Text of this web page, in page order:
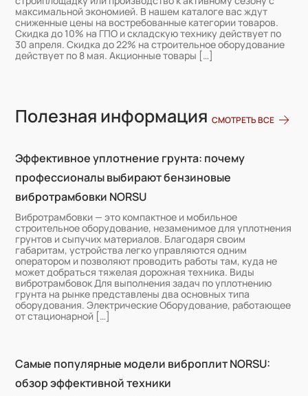
максимальной экономией. В нашем каталоге вас ждут
сниженные цены на востребованные категории товаров.
Скидка до 10% на ГПО и складскую технику действует по
30 апреля. Скидка до 22% на строительное оборудование
действует по 8 мая. Акционные товары […]
Полезная информация СМОТРЕТЬ ВСЕ
Эффективное уплотнение грунта: почему
профессионалы выбирают бензиновые
вибротрамбовки NORSU
Вибротрамбовки — это компактное и мобильное
строительное оборудование, незаменимое для уплотнения
грунтов и сыпучих материалов. Благодаря своим
габаритам, устройства легко управляются одним
оператором и позволяют проводить работы там, куда не
может добраться тяжелая дорожная техника. Виды
вибротрамбовок Для выполнения задач по уплотнению
грунта на рынке представлены два основных типа
оборудования. Электрические Оборудование, работающее
от стационарной […]
Самые популярные модели виброплит NORSU:
обзор эффективной техники